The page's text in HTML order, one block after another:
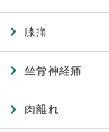
膝痛
坐骨神経痛
肉離れ